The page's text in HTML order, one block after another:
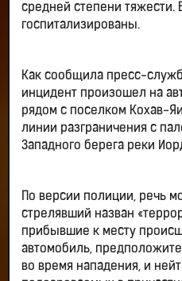
средней степени тяжести.
госпитализированы.
Как сообщила пресс-
инцидент произошел на
рядом с поселком Кохав-
линии разграничения с
Западного берега реки
По версии полиции, речь
стрелявший назван
прибывшие к месту
автомобиль,
во время нападения, и